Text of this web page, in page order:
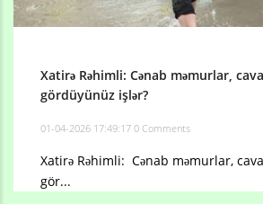
Xatirə Rəhimli: Cənab məmurlar,
gördüyünüz işlər?
01-04-2026 17:49:17 0 Comments
Xatirə Rəhimli: Cənab məmurlar,
gör...